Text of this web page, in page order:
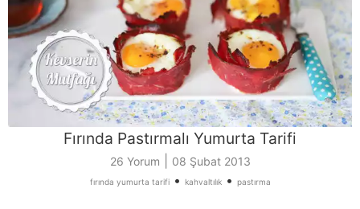
Fırında Pastırmalı Yumurta Tarifi
26 Yorum 08 Şubat 2013
fırında yumurta tarifi• kahvaltılık• pastırma